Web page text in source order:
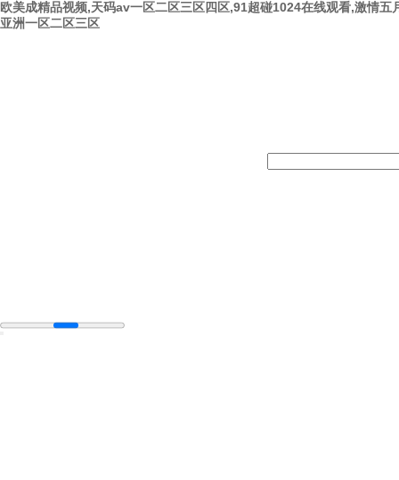
欧美成精品视频,天码av一区二区三区四区,91超碰1024在线观看,激情
亚洲一区二区三区